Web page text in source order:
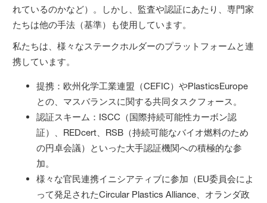
れているのかなど）。しかし、監査や認証にあたり、専門家
たちは他の手法（基準）も使用しています。
私たちは、様々なステークホルダーのプラットフォームと連
携しています。
提携：欧州化学工業連盟（CEFIC）やPlasticsEurope
との、マスバランスに関する共同タスクフォース。
認証スキーム：ISCC（国際持続可能性カーボン認
証）、REDcert、RSB（持続可能なバイオ燃料のため
の円卓会議）といった大手認証機関への積極的な参
加。
様々な官民連携イニシアティブに参加（EU委員会によ
って発足されたCircular Plastics Alliance、オランダ政